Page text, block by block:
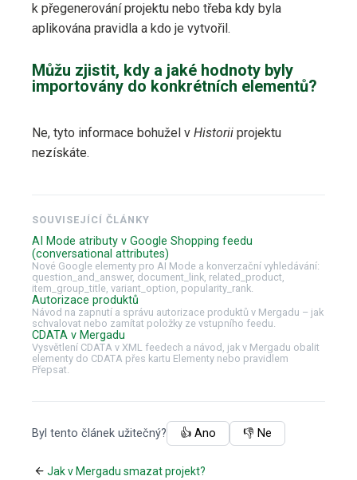
k přegenerování projektu nebo třeba kdy byla
aplikována pravidla a kdo je vytvořil.
Můžu zjistit, kdy a jaké hodnoty byly
importovány do konkrétních elementů?
Ne, tyto informace bohužel v Historii projektu
nezískáte.
SOUVISEJÍCÍ ČLÁNKY
AI Mode atributy v Google Shopping feedu
(conversational attributes)
Nové Google elementy pro AI Mode a konverzační vyhledávání:
question_and_answer, document_link, related_product,
item_group_title, variant_option, popularity_rank.
Autorizace produktů
Návod na zapnutí a správu autorizace produktů v Mergadu – jak
schvalovat nebo zamítat položky ze vstupního feedu.
CDATA v Mergadu
Vysvětlení CDATA v XML feedech a návod, jak v Mergadu obalit
elementy do CDATA přes kartu Elementy nebo pravidlem
Přepsat.
Byl tento článek užitečný? 👍 Ano 👎 Ne
Jak v Mergadu smazat projekt?